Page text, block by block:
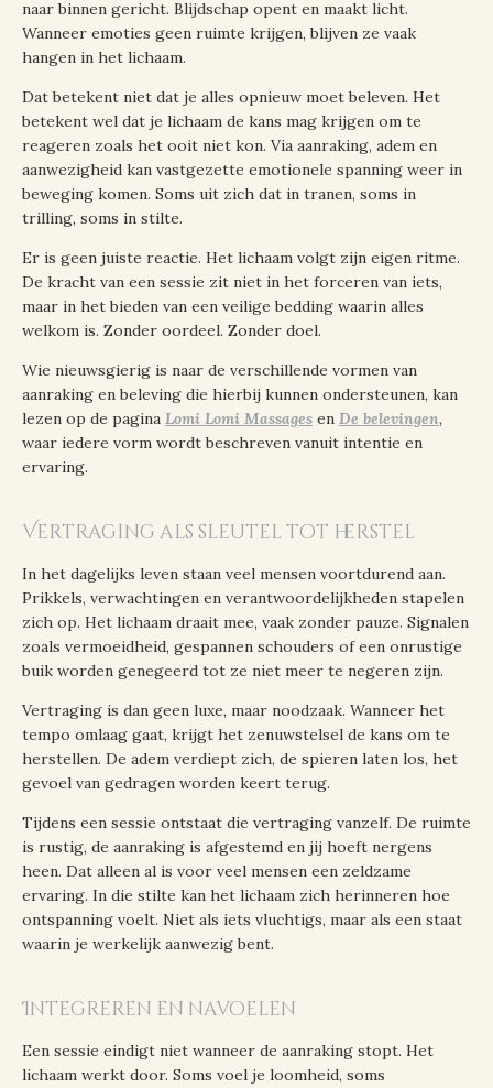
naar binnen gericht. Blijdschap opent en maakt licht.
Wanneer emoties geen ruimte krijgen, blijven ze vaak
hangen in het lichaam.
Dat betekent niet dat je alles opnieuw moet beleven. Het
betekent wel dat je lichaam de kans mag krijgen om te
reageren zoals het ooit niet kon. Via aanraking, adem en
aanwezigheid kan vastgezette emotionele spanning weer in
beweging komen. Soms uit zich dat in tranen, soms in
trilling, soms in stilte.
Er is geen juiste reactie. Het lichaam volgt zijn eigen ritme.
De kracht van een sessie zit niet in het forceren van iets,
maar in het bieden van een veilige bedding waarin alles
welkom is. Zonder oordeel. Zonder doel.
Wie nieuwsgierig is naar de verschillende vormen van
aanraking en beleving die hierbij kunnen ondersteunen, kan
lezen op de pagina Lomi Lomi Massages en De belevingen,
waar iedere vorm wordt beschreven vanuit intentie en
ervaring.
Vertraging als sleutel tot herstel
In het dagelijks leven staan veel mensen voortdurend aan.
Prikkels, verwachtingen en verantwoordelijkheden stapelen
zich op. Het lichaam draait mee, vaak zonder pauze. Signalen
zoals vermoeidheid, gespannen schouders of een onrustige
buik worden genegeerd tot ze niet meer te negeren zijn.
Vertraging is dan geen luxe, maar noodzaak. Wanneer het
tempo omlaag gaat, krijgt het zenuwstelsel de kans om te
herstellen. De adem verdiept zich, de spieren laten los, het
gevoel van gedragen worden keert terug.
Tijdens een sessie ontstaat die vertraging vanzelf. De ruimte
is rustig, de aanraking is afgestemd en jij hoeft nergens
heen. Dat alleen al is voor veel mensen een zeldzame
ervaring. In die stilte kan het lichaam zich herinneren hoe
ontspanning voelt. Niet als iets vluchtigs, maar als een staat
waarin je werkelijk aanwezig bent.
Integreren en navoelen
Een sessie eindigt niet wanneer de aanraking stopt. Het
lichaam werkt door. Soms voel je loomheid, soms